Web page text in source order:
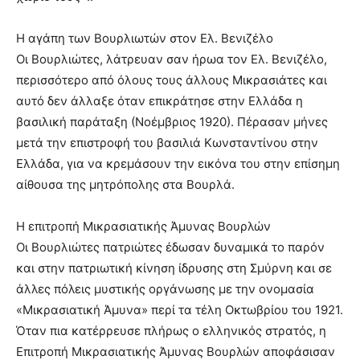
Η αγάπη των Βουρλιωτών στον Ελ. Βενιζέλο
Οι Βουρλιώτες, λάτρευαν σαν ήρωα τον Ελ. Βενιζέλο,
περισσότερο από όλους τους άλλους Μικρασιάτες και
αυτό δεν άλλαξε όταν επικράτησε στην Ελλάδα η
βασιλική παράταξη (Νοέμβριος 1920). Πέρασαν μήνες
μετά την επιστροφή του βασιλιά Κωνσταντίνου στην
Ελλάδα, για να κρεμάσουν την εικόνα του στην επίσημη
αίθουσα της μητρόπολης στα Βουρλά.
Η επιτροπή Μικρασιατικής Άμυνας Βουρλών
Οι Βουρλιώτες πατριώτες έδωσαν δυναμικά το παρόν
και στην πατριωτική κίνηση ίδρυσης στη Σμύρνη και σε
άλλες πόλεις μυστικής οργάνωσης με την ονομασία
«Μικρασιατική Άμυνα» περί τα τέλη Οκτωβρίου του 1921.
Όταν πια κατέρρευσε πλήρως ο ελληνικός στρατός, η
Επιτροπή Μικρασιατικής Άμυνας Βουρλών αποφάσισαν